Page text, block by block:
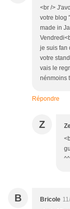
<br />
votre blog
made in
je suis fan
votre
vais le
nénmoins
Répondre
Z
B Bricole